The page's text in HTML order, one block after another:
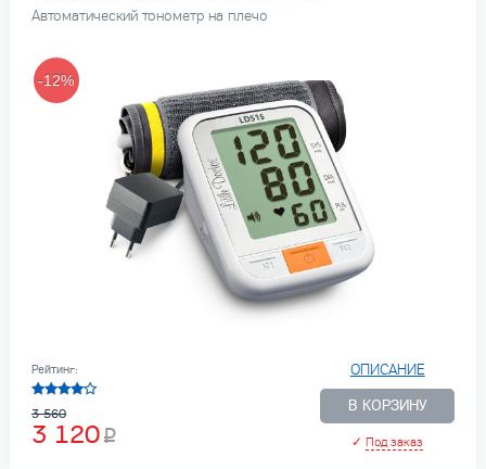
Автоматический тонометр на плечо
-12%
ОПИСАНИЕ
В КОРЗИНУ
✓ Под заказ
Рейтинг:
3 560
3 120